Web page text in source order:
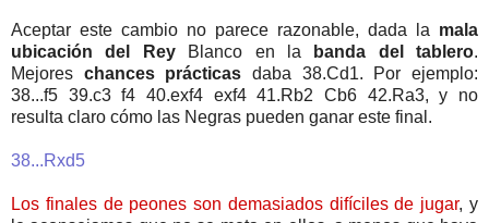
Aceptar este cambio no parece razonable, dada la mala
ubicación del ReyBlanco en la banda del tablero.
Mejores chances prácticas daba 38.Cd1. Por ejemplo:
38...f5 39.c3 f4 40.exf4 exf4 41.Rb2 Cb6 42.Ra3, y no
resulta claro cómo las Negras pueden ganar este final.
38...Rxd5
Los finales de peones son demasiados difíciles de jugar, y